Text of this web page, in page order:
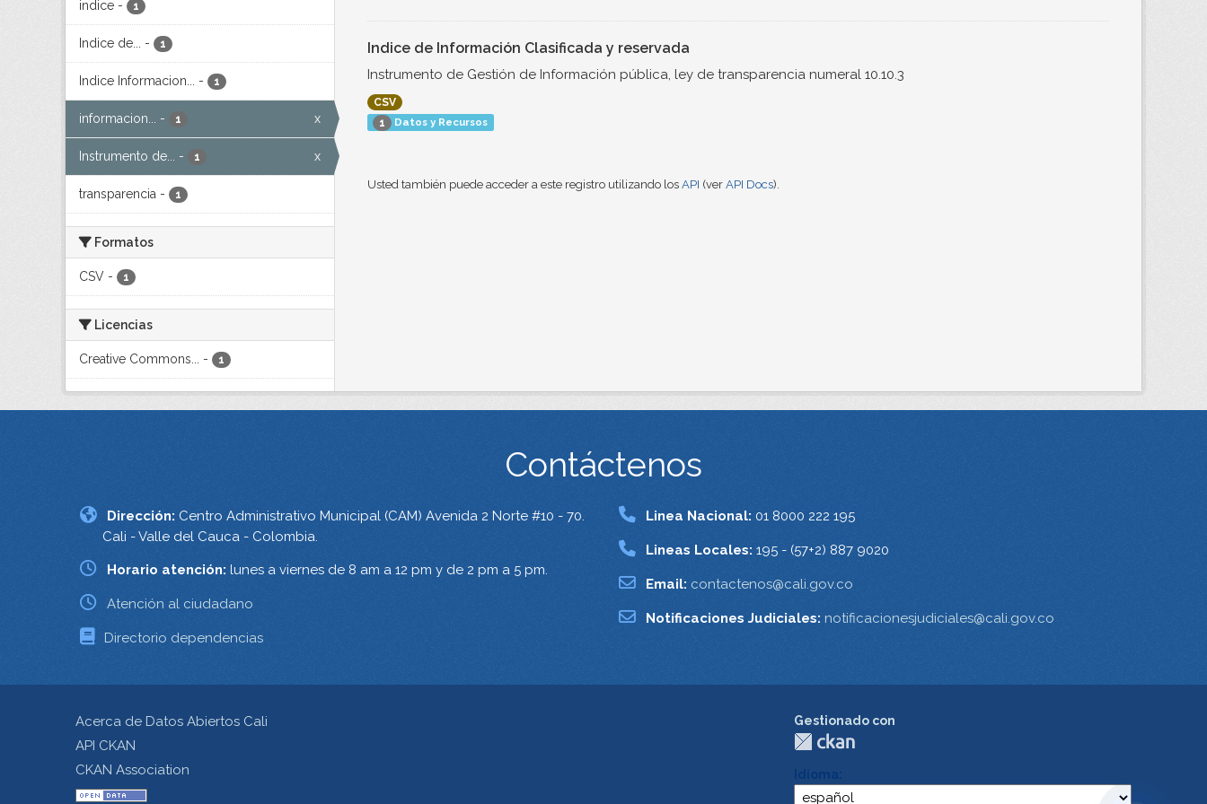
indice - 1
Indice de... - 1
Indice Informacion... - 1
informacion... - 1 x
Instrumento de... - 1 x
transparencia - 1
Formatos
CSV - 1
Licencias
Creative Commons... - 1
Indice de Información Clasificada y reservada
Instrumento de Gestión de Información pública, ley de transparencia numeral 10.10.3
CSV
1
Datos y Recursos
Usted también puede acceder a este registro utilizando los API (ver API Docs).
Contáctenos
Dirección: Centro Administrativo Municipal (CAM) Avenida 2 Norte #10 - 70.
Cali - Valle del Cauca - Colombia.
Horario atención: lunes a viernes de 8 am a 12 pm y de 2 pm a 5 pm.
Atención al ciudadano
Directorio dependencias
Linea Nacional: 01 8000 222 195
Lineas Locales: 195 - (57+2) 887 9020
Email: contactenos@cali.gov.co
Notificaciones Judiciales: notificacionesjudiciales@cali.gov.co
Acerca de Datos Abiertos Cali
API CKAN
CKAN Association
Gestionado con